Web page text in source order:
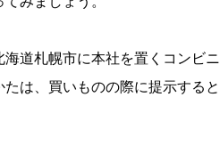
道札幌市に本社を置くコンビ
は、買いものの際に提示する